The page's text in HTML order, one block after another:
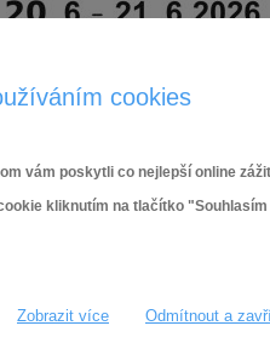
cookies
vám poskytli co nejlepší online
kliknutím na tlačítko
Zobrazit více Odmítnout a